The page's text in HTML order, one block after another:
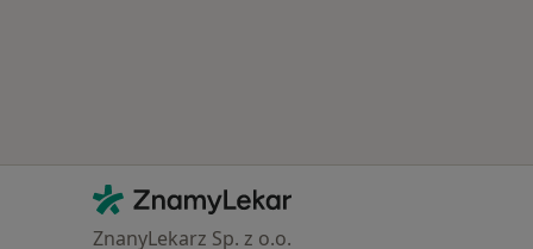
Kontakt
ZnamyLekar - Hlavní stránka
ZnanyLekarz Sp. z o.o.